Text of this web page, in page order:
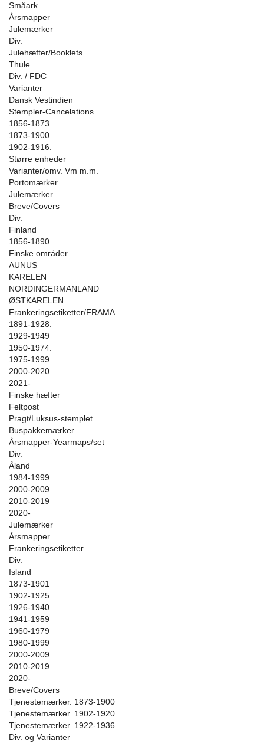
Småark
Årsmapper
Julemærker
Div.
Julehæfter/Booklets
Thule
Div. / FDC
Varianter
Dansk Vestindien
Stempler-Cancelations
1856-1873.
1873-1900.
1902-1916.
Større enheder
Varianter/omv. Vm m.m.
Portomærker
Julemærker
Breve/Covers
Div.
Finland
1856-1890.
Finske områder
AUNUS
KARELEN
NORDINGERMANLAND
ØSTKARELEN
Frankeringsetiketter/FRAMA
1891-1928.
1929-1949
1950-1974.
1975-1999.
2000-2020
2021-
Finske hæfter
Feltpost
Pragt/Luksus-stemplet
Buspakkemærker
Årsmapper-Yearmaps/set
Div.
Åland
1984-1999.
2000-2009
2010-2019
2020-
Julemærker
Årsmapper
Frankeringsetiketter
Div.
Island
1873-1901
1902-1925
1926-1940
1941-1959
1960-1979
1980-1999
2000-2009
2010-2019
2020-
Breve/Covers
Tjenestemærker. 1873-1900
Tjenestemærker. 1902-1920
Tjenestemærker. 1922-1936
Div. og Varianter